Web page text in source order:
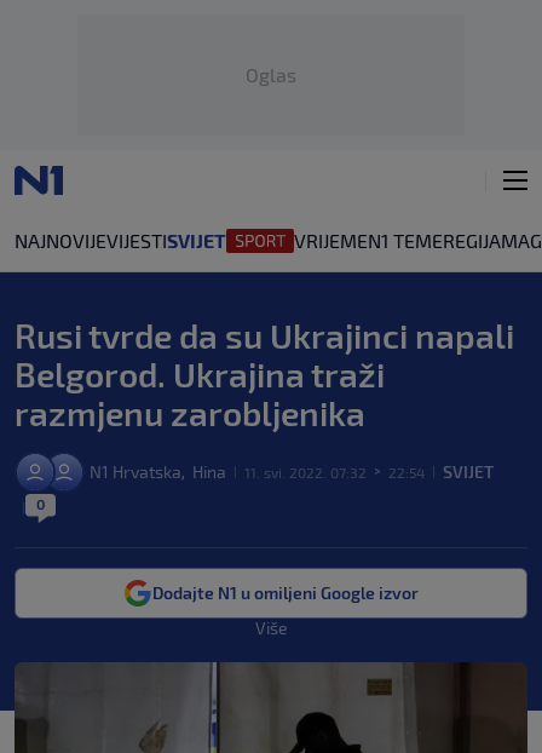
Oglas
NAJNOVIJEVIJESTISVIJET VRIJEMEN1 TEMEREGIJA
Rusi tvrde da su Ukrajinci napali
Belgorod. Ukrajina traži
razmjenu zarobljenika
N1 Hrvatska, Hina 11. svi. 2022. 07:32 > 22:54 SVIJET
0
Dodajte N1 u omiljeni Google izvor
Više